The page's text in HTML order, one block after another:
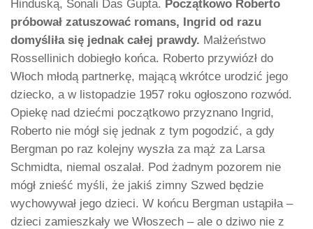
Hinduską, Sonali Das Gupta. Początkowo Roberto
próbował zatuszować romans, Ingrid od razu
domyśliła się jednak całej prawdy. Małżeństwo
Rossellinich dobiegło końca. Roberto przywiózł do
Włoch młodą partnerkę, mającą wkrótce urodzić jego
dziecko, a w listopadzie 1957 roku ogłoszono rozwód.
Opiekę nad dziećmi początkowo przyznano Ingrid,
Roberto nie mógł się jednak z tym pogodzić, a gdy
Bergman po raz kolejny wyszła za mąż za Larsa
Schmidta, niemal oszalał. Pod żadnym pozorem nie
mógł znieść myśli, że jakiś zimny Szwed będzie
wychowywał jego dzieci. W końcu Bergman ustąpiła –
dzieci zamieszkały we Włoszech – ale o dziwo nie z